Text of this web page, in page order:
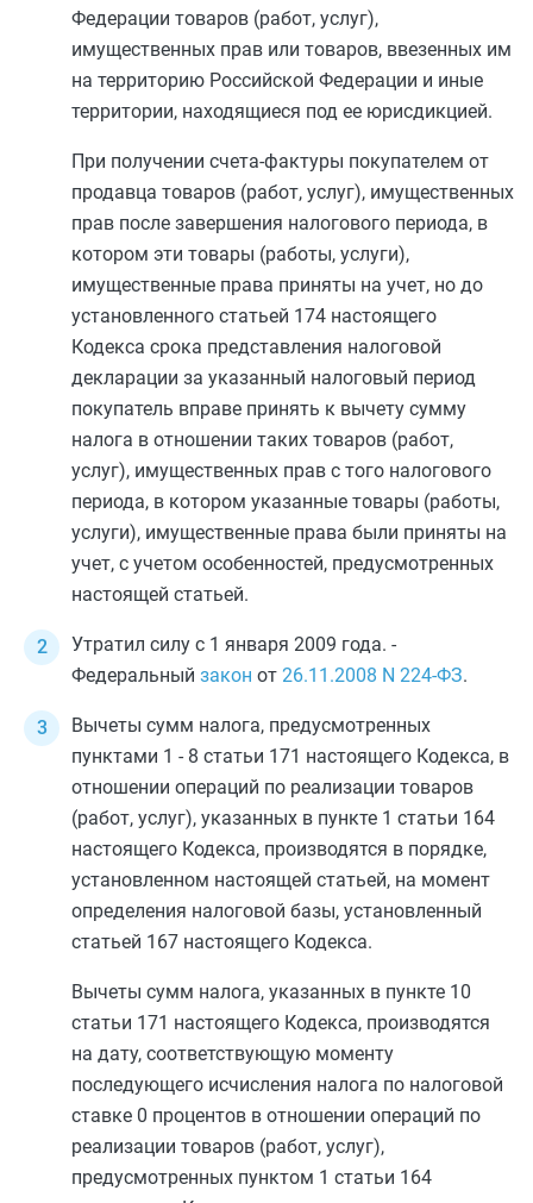
Федерации товаров (работ, услуг),
имущественных прав или товаров, ввезенных им
на территорию Российской Федерации и иные
территории, находящиеся под ее юрисдикцией.
При получении счета-фактуры покупателем от
продавца товаров (работ, услуг), имущественных
прав после завершения налогового периода, в
котором эти товары (работы, услуги),
имущественные права приняты на учет, но до
установленного статьей 174 настоящего
Кодекса срока представления налоговой
декларации за указанный налоговый период
покупатель вправе принять к вычету сумму
налога в отношении таких товаров (работ,
услуг), имущественных прав с того налогового
периода, в котором указанные товары (работы,
услуги), имущественные права были приняты на
учет, с учетом особенностей, предусмотренных
настоящей статьей.
Утратил силу с 1 января 2009 года. -
Федеральный закон от 26.11.2008 N 224-ФЗ.
Вычеты сумм налога, предусмотренных
пунктами 1 - 8 статьи 171 настоящего Кодекса, в
отношении операций по реализации товаров
(работ, услуг), указанных в пункте 1 статьи 164
настоящего Кодекса, производятся в порядке,
установленном настоящей статьей, на момент
определения налоговой базы, установленный
статьей 167 настоящего Кодекса.
Вычеты сумм налога, указанных в пункте 10
статьи 171 настоящего Кодекса, производятся
на дату, соответствующую моменту
последующего исчисления налога по налоговой
ставке 0 процентов в отношении операций по
реализации товаров (работ, услуг),
предусмотренных пунктом 1 статьи 164